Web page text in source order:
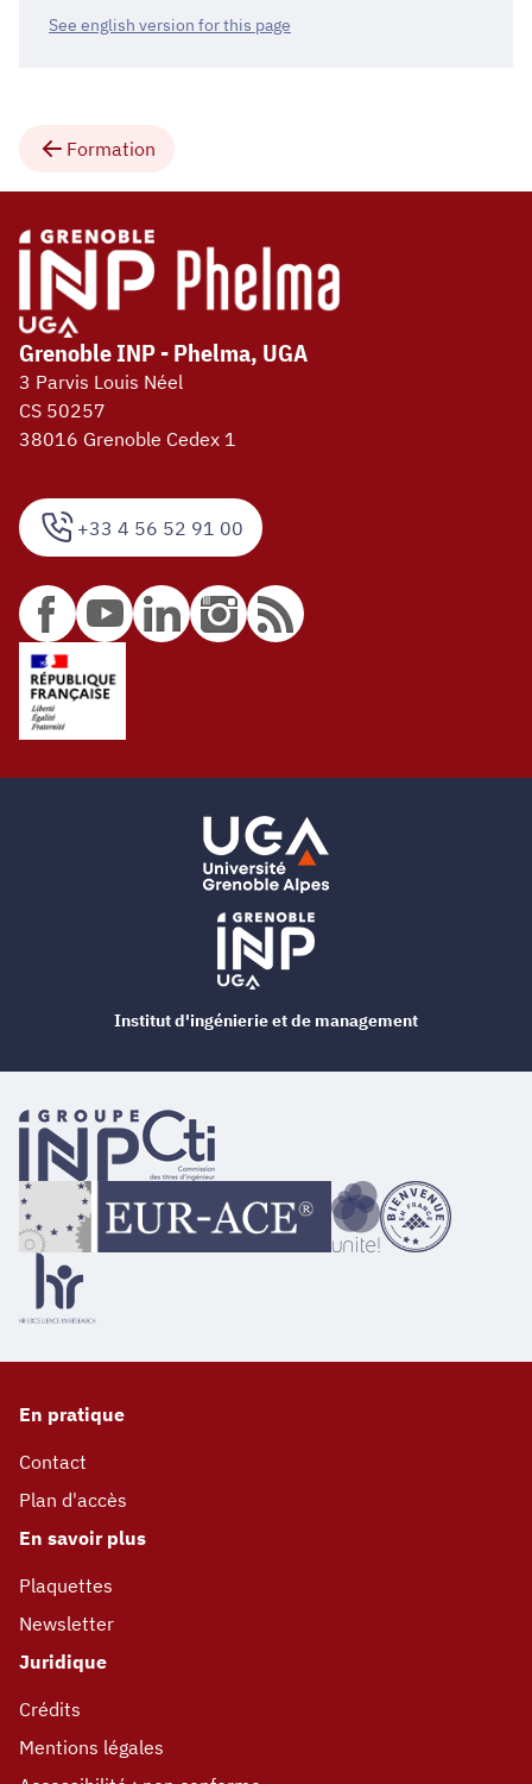
See english version for this page
Formation
+33 4 56 52 91 00
Grenoble INP - Phelma, UGA
3 Parvis Louis Néel
CS 50257
38016 Grenoble Cedex 1
En pratique
Contact
Plan d'accès
En savoir plus
Plaquettes
Newsletter
Juridique
Crédits
Mentions légales
Institut d'ingénierie et de management